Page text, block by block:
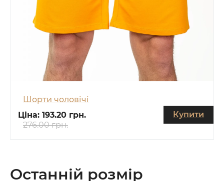
Шорти чоловічі
Ціна: 193.20 грн.
276.00 грн.
Купити
Останній розмір